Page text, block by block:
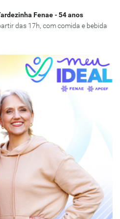
Fenae - 54 anos
das 17h, com comida e bebida